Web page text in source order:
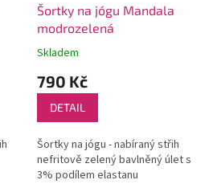
Šortky na jógu Mandala
modrozelená
Skladem
790 Kč
DETAIL
Šortky na jógu - nabíraný střih
nefritově zelený bavlněný úlet s
3% podílem elastanu